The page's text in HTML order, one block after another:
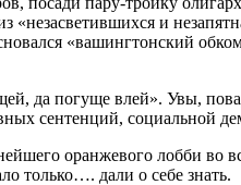
и
«вашингтонский
да погуще влей». Увы,
сентенций, социальной
оранжевого
только…. дали о себе знать.